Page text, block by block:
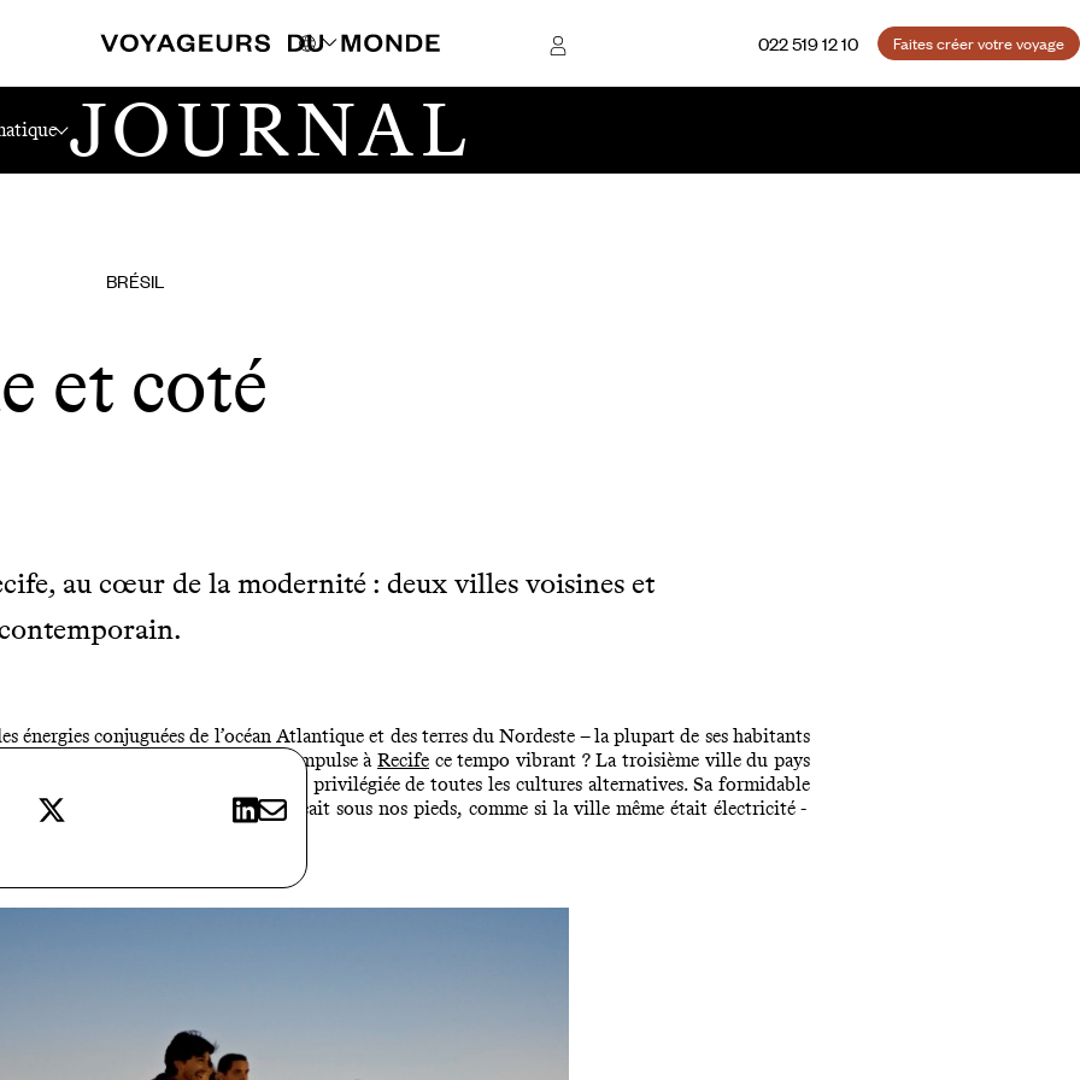
022 519 12 10 Faites créer votre voyage
JOURNAL
BRÉSIL
et coté
X LinkedIn
E-mail
au cœur de la modernité : deux villes voisines et
énergies conjuguées de l’océan Atlantique et des terres du Nordeste – la plupart de ses habitants
entre Atlantique et Sertão qui impulse à Recife ce tempo vibrant ? La troisième ville du pays
de 10 % ! -, c’est aussi la scène privilégiée de toutes les cultures alternatives. Sa formidable
C’est comme si la terre bougeait sous nos pieds, comme si la ville même était électricité -
!